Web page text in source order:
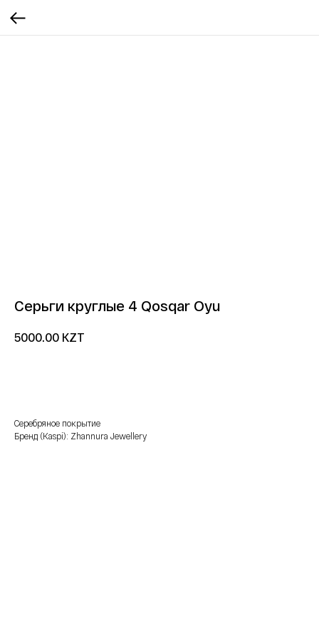
Серьги круглые 4 Qosqar Oyu
5000.00 KZT
Серебряное покрытие
Бренд (Kaspi): Zhannura Jewellery